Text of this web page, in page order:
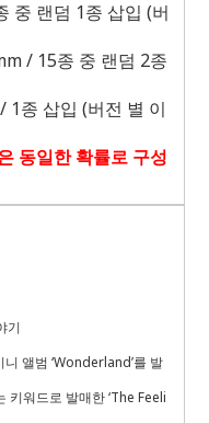
중 랜덤 1종 삽입 (버
/ 15종 중 랜덤 2종
1종 삽입 (버전 별 이
동일한 확률로 구성
기
앨범 ‘Wonderland’를 발
키워드로 발매한 ‘The Feeli